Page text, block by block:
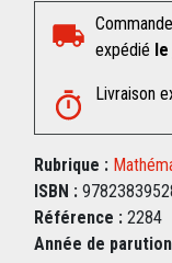
Commande
expédié
Livraison
Rubrique :
ISBN :
Référence : 2284
Année de